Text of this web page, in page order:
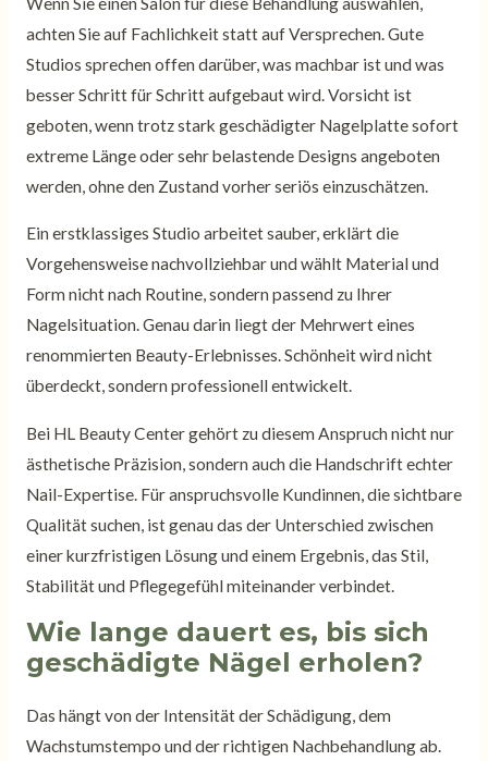
achten Sie auf Fachlichkeit statt auf Versprechen. Gute
Studios sprechen offen darüber, was machbar ist und was
besser Schritt für Schritt aufgebaut wird. Vorsicht ist
geboten, wenn trotz stark geschädigter Nagelplatte sofort
extreme Länge oder sehr belastende Designs angeboten
werden, ohne den Zustand vorher seriös einzuschätzen.
Ein erstklassiges Studio arbeitet sauber, erklärt die
Vorgehensweise nachvollziehbar und wählt Material und
Form nicht nach Routine, sondern passend zu Ihrer
Nagelsituation. Genau darin liegt der Mehrwert eines
renommierten Beauty-Erlebnisses. Schönheit wird nicht
überdeckt, sondern professionell entwickelt.
Bei HL Beauty Center gehört zu diesem Anspruch nicht nur
ästhetische Präzision, sondern auch die Handschrift echter
Nail-Expertise. Für anspruchsvolle Kundinnen, die sichtbare
Qualität suchen, ist genau das der Unterschied zwischen
einer kurzfristigen Lösung und einem Ergebnis, das Stil,
Stabilität und Pflegegefühl miteinander verbindet.
Wie lange dauert es, bis sich
geschädigte Nägel erholen?
Das hängt von der Intensität der Schädigung, dem
Wachstumstempo und der richtigen Nachbehandlung ab.